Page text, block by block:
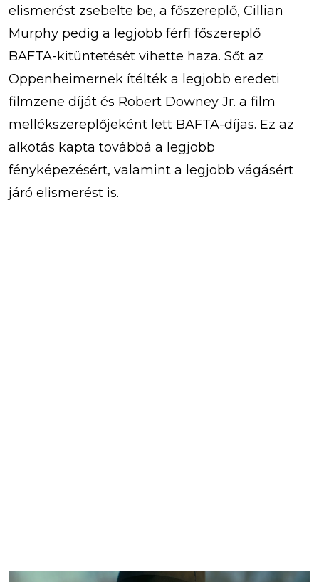
elismerést zsebelte be, a főszereplő, Cillian
Murphy pedig a legjobb férfi főszereplő
BAFTA-kitüntetését vihette haza. Sőt az
Oppenheimernek ítélték a legjobb eredeti
filmzene díját és Robert Downey Jr. a film
mellékszereplőjeként lett BAFTA-díjas. Ez az
alkotás kapta továbbá a legjobb
fényképezésért, valamint a legjobb vágásért
járó elismerést is.